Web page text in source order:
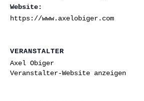
Website:
https://www.axelobiger.com
VERANSTALTER
Axel Obiger
Veranstalter-Website anzeigen